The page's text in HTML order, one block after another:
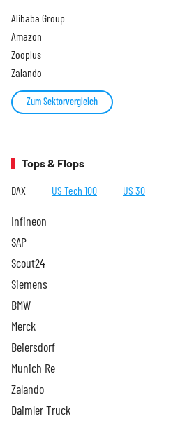
Alibaba Group
Amazon
Zooplus
Zalando
Zum Sektorvergleich
Tops & Flops
DAX US Tech 100 US 30
Infineon
SAP
Scout24
Siemens
BMW
Merck
Beiersdorf
Munich Re
Zalando
Daimler Truck